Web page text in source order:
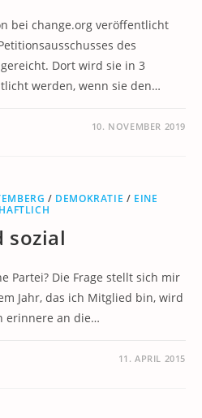
bei change.org veröffentlicht
des
Dort wird sie in 3
werden, wenn sie den…
10. NOVEMBER 2019
/ DEMOKRATIE / EINE
sozial
Partei? Die Frage stellt sich mir
Jahr, das ich Mitglied bin, wird
erinnere an die…
11. APRIL 2015